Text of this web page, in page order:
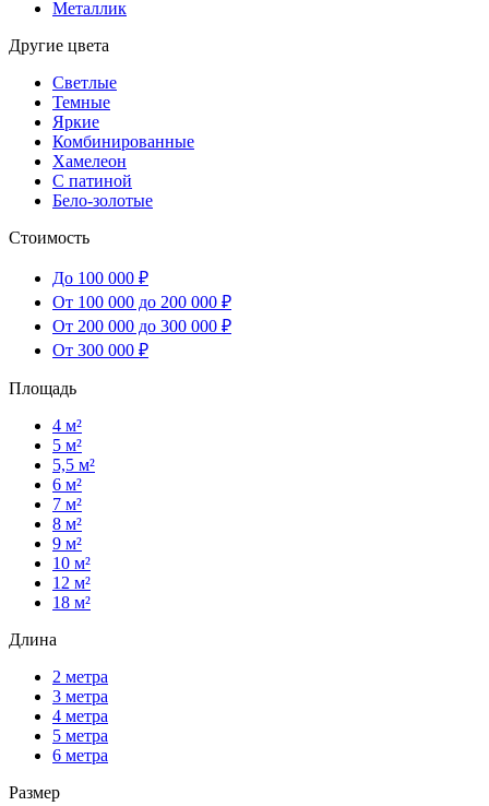
Металлик
Другие цвета
Светлые
Темные
Яркие
Комбинированные
Хамелеон
С патиной
Бело-золотые
Стоимость
До 100 000 ₽
От 100 000 до 200 000 ₽
От 200 000 до 300 000 ₽
От 300 000 ₽
Площадь
4 м²
5 м²
5,5 м²
6 м²
7 м²
8 м²
9 м²
10 м²
12 м²
18 м²
Длина
2 метра
3 метра
4 метра
5 метра
6 метра
Размер